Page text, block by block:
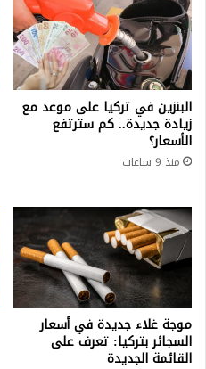
البنزين في تركيا على موعد مع
زيادة جديدة.. كم سترتفع
الأسعار؟
منذ 9 ساعات
موجة غلاء جديدة في أسعار
السجائر بتركيا: تعرف على
القائمة الجديدة